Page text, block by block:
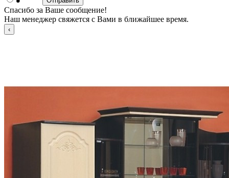
Спасибо за Ваше сообщение!
Наш менеджер свяжется с Вами в ближайшее время.